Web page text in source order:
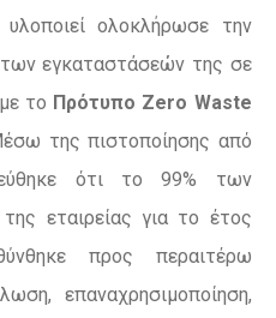
ολοκλήρωσε την
εγκαταστάσεών της σε
το Πρότυπο Zero Waste
της πιστοποίησης από
ότι το 99% των
εταιρείας για το έτος
προς περαιτέρω
επαναχρησιμοποίηση,